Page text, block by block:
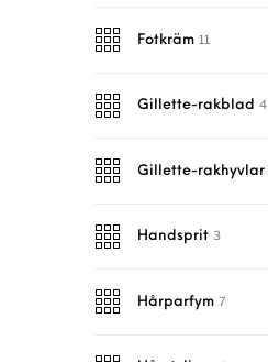
Fotkräm 11
Gillette-rakblad 4
Gillette-rakhyvlar
Handsprit 3
Hårparfym 7